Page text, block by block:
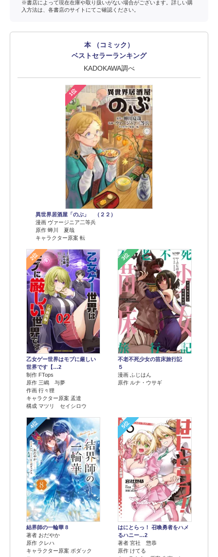
※書店によって現在在庫や取り扱いがない場合がございます。詳しい購
入方法は、各書店のサイトにてご確認ください。
本 （コミック）
ベストセラーランキング
KADOKAWA調べ
1位
異世界居酒屋「のぶ」 （２２）
漫画 ヴァージニア二等兵
原作 蝉川 夏哉
キャラクター原案 転
2位
乙女ゲー世界はモブに厳しい
世界です【…2
制作 FTops
原作 三嶋 与夢
作画 行々狸
キャラクター原案 孟達
構成 マツリ セイシロウ
3位
不老不死少女の苗床旅行記
５
漫画 ふじはん
原作 ルナ・ウサギ
4位
結界師の一輪華 8
著者 おだやか
原作 クレハ
キャラクター原案 ボダック
5位
はにとらっ！ 召喚勇者をハメ
るハニー…2
著者 宮社 惣恭
原作 けてる